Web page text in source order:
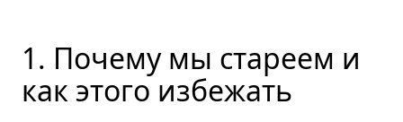
1. Почему мы стареем и
как этого избежать